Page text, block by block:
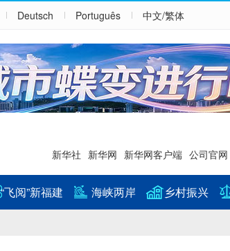
Deutsch Português 中文/繁体
新华社 新华网 新华网客户端 公司官网
“飞阅”新福建 海峡两岸 乡村振兴